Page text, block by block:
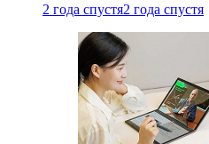
2 года спустя2 года спустя